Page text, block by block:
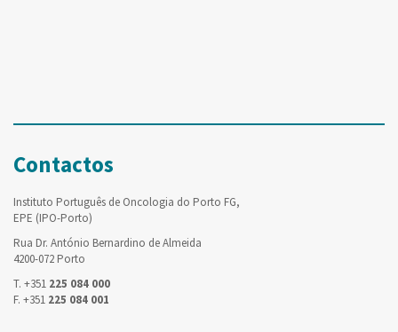
Contactos
Instituto Português de Oncologia do Porto FG,
EPE (IPO-Porto)
Rua Dr. António Bernardino de Almeida
4200-072 Porto
T. +351 225 084 000
F. +351 225 084 001